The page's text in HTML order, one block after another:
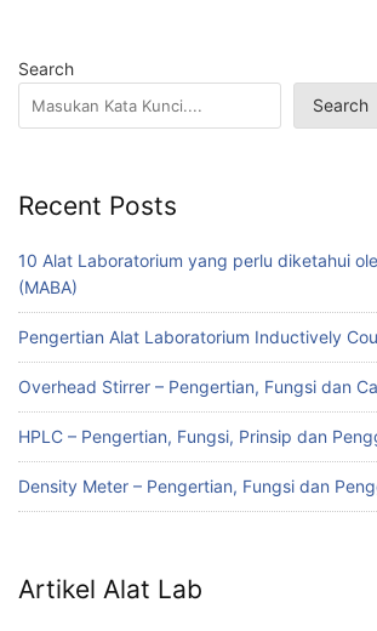
Search
Search
Recent Posts
10 Alat Laboratorium yang perlu diketahui
(MABA)
Pengertian Alat Laboratorium Inductively
Overhead Stirrer – Pengertian, Fungsi dan
HPLC – Pengertian, Fungsi, Prinsip dan
Density Meter – Pengertian, Fungsi dan
Artikel Alat Lab